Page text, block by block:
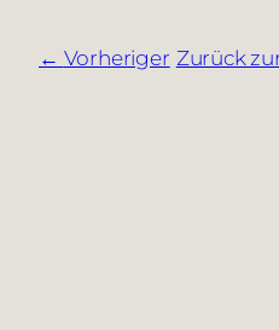
Vorheriger Zurück